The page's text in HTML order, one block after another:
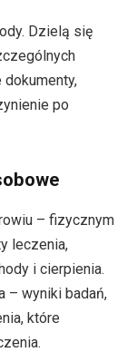
Dzielą się
po
– fizycznym
leczenia,
i cierpienia.
– wyniki badań,
które